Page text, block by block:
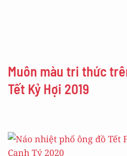
Muôn màu tri thức
Tết Kỷ Hợi 2019